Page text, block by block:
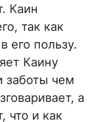
Каин
так как
его пользу.
Каину
заботы чем
а
что и как